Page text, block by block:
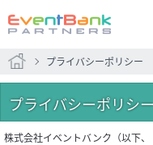
プライバシーポリシー
プライバシーポリシー
株式会社イベントバンク（以下